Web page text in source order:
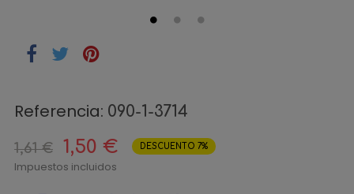
Referencia: 090-1-3714
1,61 € 1,50 € DESCUENTO 7%
Impuestos incluidos